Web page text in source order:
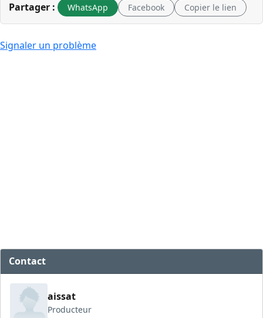
Partager : WhatsApp Facebook Copier le lien
Signaler un problème
Contact
aissat
Producteur